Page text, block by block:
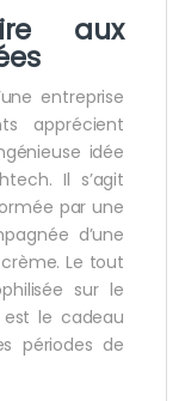
aux
entreprise
apprécient
idée
Il s’agit
par une
d’une
Le tout
sur le
est le cadeau
périodes de